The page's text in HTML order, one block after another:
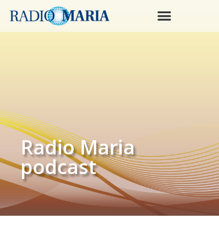
Radio Maria
podcast